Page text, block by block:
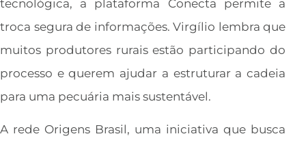
tecnológica, a plataforma Conecta permite a
troca segura de informações. Virgílio lembra que
muitos produtores rurais estão participando do
processo e querem ajudar a estruturar a cadeia
para uma pecuária mais sustentável.
A rede Origens Brasil, uma iniciativa que busca